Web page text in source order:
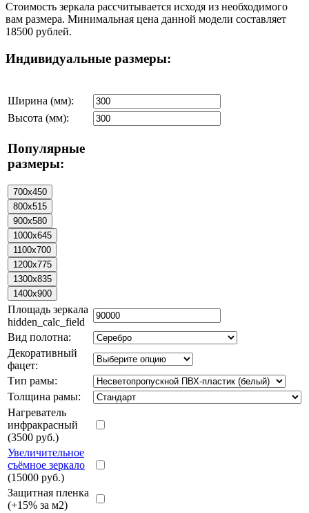
Стоимость зеркала рассчитывается исходя из необходимого
вам размера. Минимальная цена данной модели составляет
18500 рублей.
Индивидуальные размеры:
Ширина (мм):
Высота (мм):
Популярные
размеры:
Площадь зеркала
hidden_calc_field
Вид полотна:
Декоративный
фацет:
Тип рамы:
Толщина рамы:
Нагреватель
инфракрасный
(3500 руб.)
Увеличительное
съёмное зеркало
(15000 руб.)
Защитная пленка
(+15% за м2)